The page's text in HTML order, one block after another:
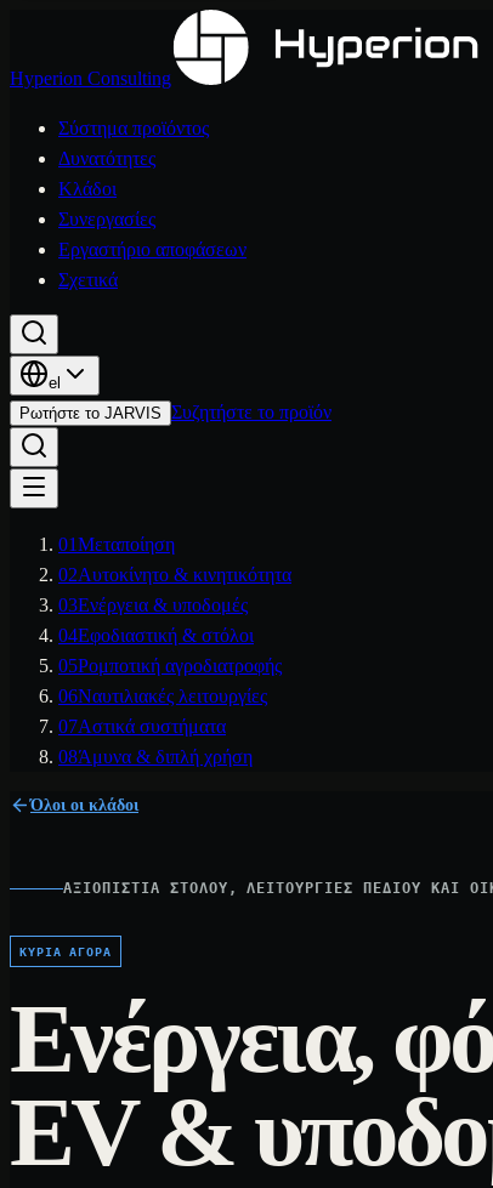
Hyperion Consulting
Σύστημα προϊόντος
Δυνατότητες
Κλάδοι
Συνεργασίες
Εργαστήριο αποφάσεων
Σχετικά
el
Ρωτήστε το JARVIS Συζητήστε το προϊόν
01Μεταποίηση
02Αυτοκίνητο & κινητικότητα
03Ενέργεια & υποδομές
04Εφοδιαστική & στόλοι
05Ρομποτική αγροδιατροφής
06Ναυτιλιακές λειτουργίες
07Αστικά συστήματα
08Άμυνα & διπλή χρήση
Όλοι οι κλάδοι
ΑΞΙΟΠΙΣΤΊΑ ΣΤΌΛΟΥ, ΛΕΙΤΟΥΡΓΊΕΣ ΠΕΔΊΟΥ ΚΑΙ
ΚΎΡΙΑ ΑΓΟΡΆ
Ενέργεια,
EV &